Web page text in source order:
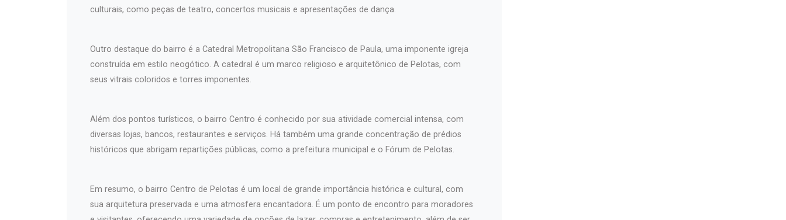
culturais, como peças de teatro, concertos musicais e apresentações de dança.
Outro destaque do bairro é a Catedral Metropolitana São Francisco de Paula, uma imponente igreja
construída em estilo neogótico. A catedral é um marco religioso e arquitetônico de Pelotas, com
seus vitrais coloridos e torres imponentes.
Além dos pontos turísticos, o bairro Centro é conhecido por sua atividade comercial intensa, com
diversas lojas, bancos, restaurantes e serviços. Há também uma grande concentração de prédios
históricos que abrigam repartições públicas, como a prefeitura municipal e o Fórum de Pelotas.
Em resumo, o bairro Centro de Pelotas é um local de grande importância histórica e cultural, com
sua arquitetura preservada e uma atmosfera encantadora. É um ponto de encontro para moradores